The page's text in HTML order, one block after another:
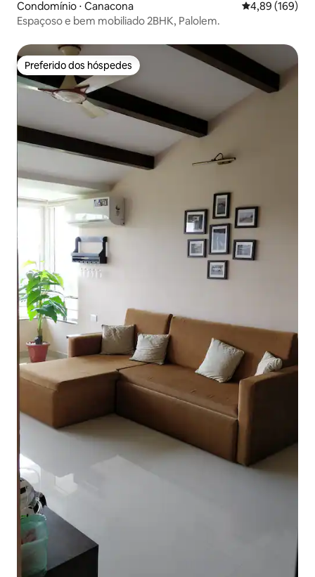
Condomínio ⋅ Canacona 4,89 de uma
4,89 (169)
Espaçoso e bem mobiliado 2BHK, Palolem.
Preferido dos hóspedes
Preferido dos hóspedes